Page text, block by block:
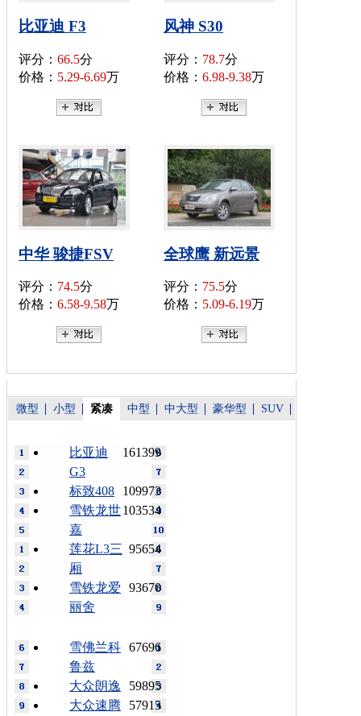
比亚迪 F3
评分： 66.5分
价格： 5.29-6.69万
风神 S30
评分： 78.7分
价格： 6.98-9.38万
中华 骏捷FSV
评分： 74.5分
价格： 6.58-9.58万
全球鹰 新远景
评分： 75.5分
价格： 5.09-6.19万
微型 小型 紧凑 中型 中大型 豪华型 SUV
161399
比亚迪
G3
109973
标致408
103534
雪铁龙世
嘉
95654
莲花L3三
厢
93670
雪铁龙爱
丽舍
67696
雪佛兰科
鲁兹
59895
大众朗逸
57915
大众速腾